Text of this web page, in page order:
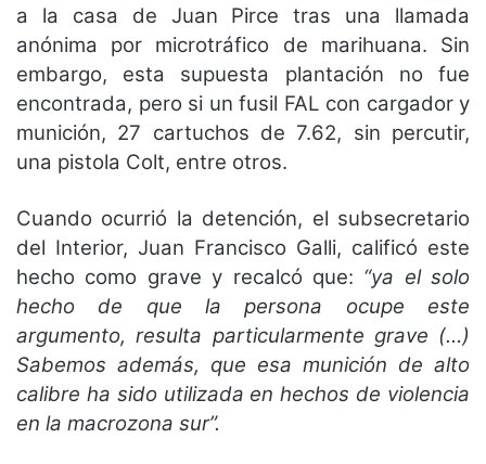
a la casa de Juan Pirce tras una llamada
anónima por microtráfico de marihuana. Sin
embargo, esta supuesta plantación no fue
encontrada, pero si un fusil FAL con cargador y
munición, 27 cartuchos de 7.62, sin percutir,
una pistola Colt, entre otros.
Cuando ocurrió la detención, el subsecretario
del Interior, Juan Francisco Galli, calificó este
hecho como grave y recalcó que: “ya el solo
hecho de que la persona ocupe este
argumento, resulta particularmente grave (…)
Sabemos además, que esa munición de alto
calibre ha sido utilizada en hechos de violencia
en la macrozona sur”.